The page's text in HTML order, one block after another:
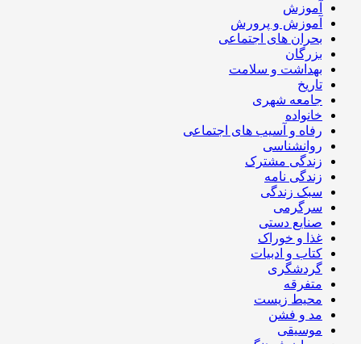
آموزش
آموزش و پرورش
بحران های اجتماعی
بزرگان
بهداشت و سلامت
تاریخ
جامعه شهری
خانواده
رفاه و آسیب های اجتماعی
روانشناسی
زندگی مشترک
زندگی نامه
سبک زندگی
سرگرمی
صنایع دستی
غذا و خوراک
کتاب و ادبیات
گردشگری
متفرقه
محیط زیست
مد و فشن
موسیقی